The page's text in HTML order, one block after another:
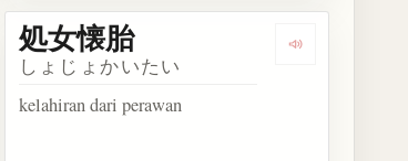
kosakata 手なずける Dengarkan
処女懐胎
しょじょかいたい
kelahiran dari perawan